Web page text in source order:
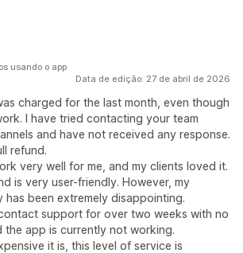
Data de edição: 27 de abril de 2026
charged for the last month, even though
I have tried contacting your team
and have not received any response.
refund.
very well for me, and my clients loved it.
is very user-friendly. However, my
has been extremely disappointing.
support for over two weeks with no
the app is currently not working.
it is, this level of service is
usando o app